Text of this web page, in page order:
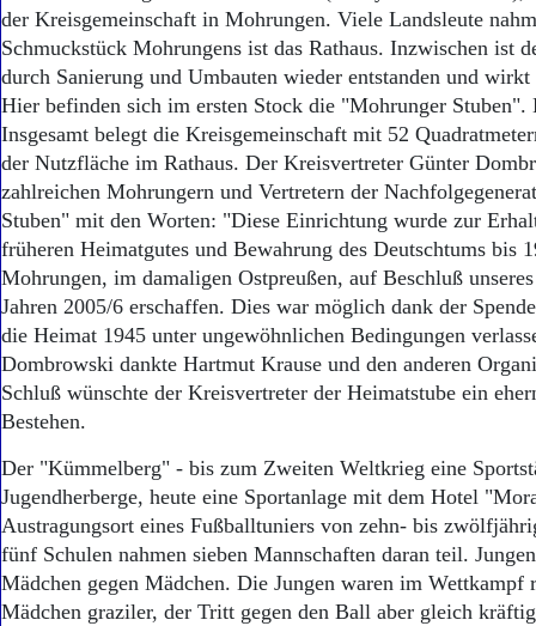
Wer wir sind
Aktuelle Ausgabe
Abonnenten-Login
Abonnent werden
Abo Prämien
Archiv
Mediadaten
Kontakt
Impressum
Datenschutz
der Kreisgemeinschaft in Mohrungen. Viele Landsleute
Schmuckstück Mohrungens ist das Rathaus. Inzwischen ist
durch Sanierung und Umbauten wieder entstanden und
Hier befinden sich im ersten Stock die "Mohrunger Stuben".
Insgesamt belegt die Kreisgemeinschaft mit 52
der Nutzfläche im Rathaus. Der Kreisvertreter Günter
zahlreichen Mohrungern und Vertretern der
Stuben" mit den Worten: "Diese Einrichtung wurde zur
früheren Heimatgutes und Bewahrung des Deutschtums bis
Mohrungen, im damaligen Ostpreußen, auf Beschluß
Jahren 2005/6 erschaffen. Dies war möglich dank der
die Heimat 1945 unter ungewöhnlichen Bedingungen
Dombrowski dankte Hartmut Krause und den anderen
Schluß wünschte der Kreisvertreter der Heimatstube ein
Bestehen.
Der "Kümmelberg" - bis zum Zweiten Weltkrieg eine
Jugendherberge, heute eine Sportanlage mit dem Hotel
Austragungsort eines Fußballtuniers von zehn- bis
fünf Schulen nahmen sieben Mannschaften daran teil.
Mädchen gegen Mädchen. Die Jungen waren im Wettkampf
Mädchen graziler, der Tritt gegen den Ball aber gleich